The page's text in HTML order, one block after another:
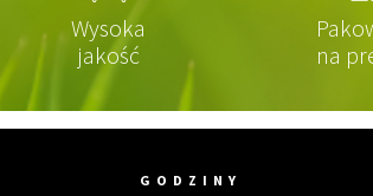
Wysoka
jakość
na
GODZINY